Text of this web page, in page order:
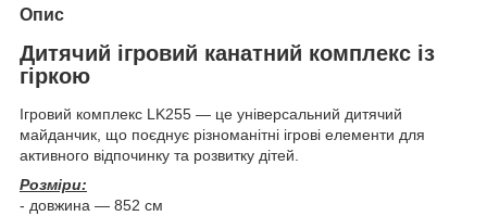
Опис
Дитячий ігровий канатний комплекс із
гіркою
Ігровий комплекс LK255 — це універсальний дитячий
майданчик, що поєднує різноманітні ігрові елементи для
активного відпочинку та розвитку дітей.
Розміри:
- довжина — 852 см